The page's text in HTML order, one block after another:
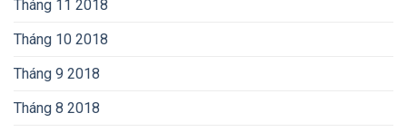
Tháng 11 2018
Tháng 10 2018
Tháng 9 2018
Tháng 8 2018